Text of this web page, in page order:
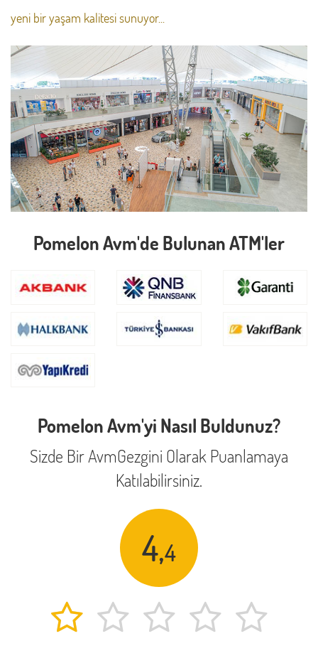
yeni bir yaşam kalitesi sunuyor...
Pomelon Avm'de Bulunan ATM'ler
Pomelon Avm'yi Nasıl Buldunuz?
Sizde Bir AvmGezgini Olarak Puanlamaya
Katılabilirsiniz.
4,4